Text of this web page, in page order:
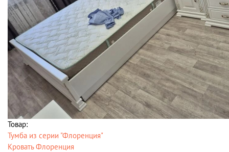
Товар:
Тумба из серии "Флоренция"
Кровать Флоренция